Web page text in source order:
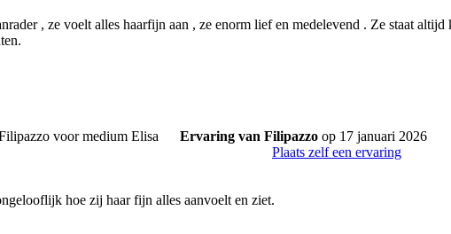
, ze voelt alles haarfijn aan , ze enorm lief en medelevend . Ze staat altijd
Ervaring van Filipazzo op 17 januari 2026
Plaats zelf een ervaring
hoe zij haar fijn alles aanvoelt en ziet.